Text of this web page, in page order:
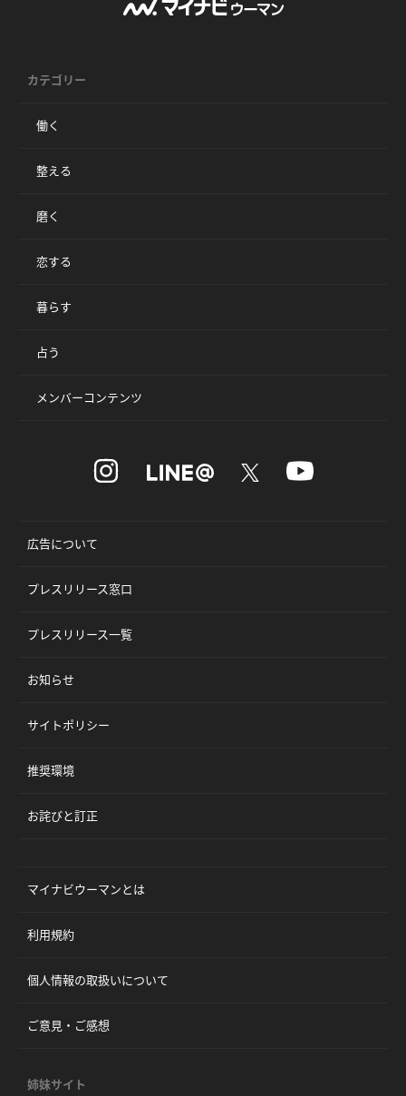
カテゴリー
働く
整える
磨く
恋する
暮らす
占う
メンバーコンテンツ
広告について
プレスリリース窓口
プレスリリース一覧
お知らせ
サイトポリシー
推奨環境
お詫びと訂正
マイナビウーマンとは
利用規約
個人情報の取扱いについて
ご意見・ご感想
姉妹サイト